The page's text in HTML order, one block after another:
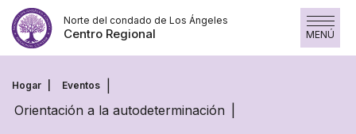
Saltar
contenido
Norte del condado de Los Ángeles
Centro Regional MENÚ
Hogar Eventos
Orientación a la autodeterminación